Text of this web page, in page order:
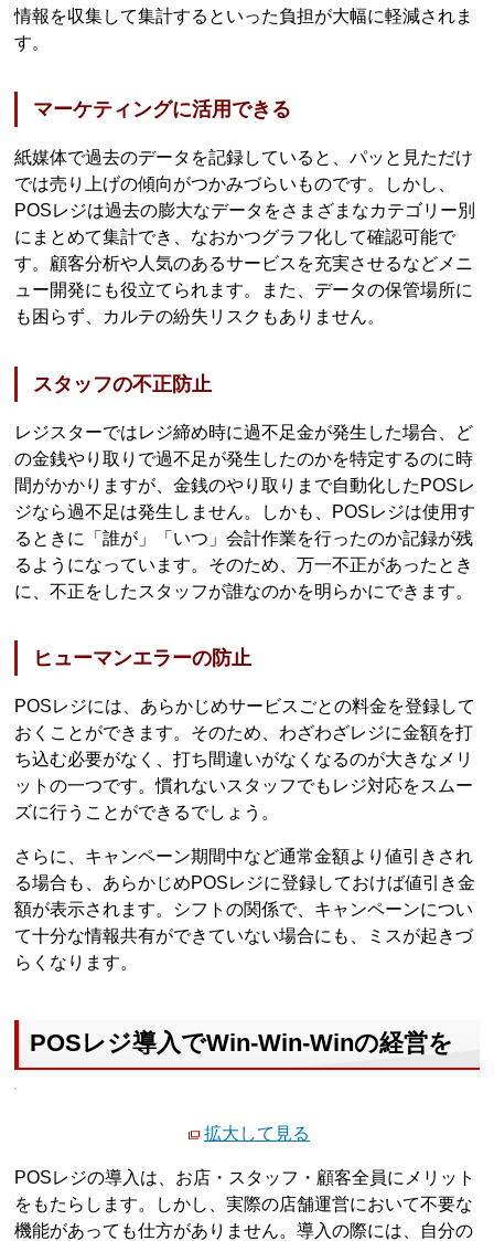
情報を収集して集計するといった負担が大幅に軽減されま
す。
マーケティングに活用できる
紙媒体で過去のデータを記録していると、パッと見ただけ
では売り上げの傾向がつかみづらいものです。しかし、
POSレジは過去の膨大なデータをさまざまなカテゴリー別
にまとめて集計でき、なおかつグラフ化して確認可能で
す。顧客分析や人気のあるサービスを充実させるなどメニ
ュー開発にも役立てられます。また、データの保管場所に
も困らず、カルテの紛失リスクもありません。
スタッフの不正防止
レジスターではレジ締め時に過不足金が発生した場合、ど
の金銭やり取りで過不足が発生したのかを特定するのに時
間がかかりますが、金銭のやり取りまで自動化したPOSレ
ジなら過不足は発生しません。しかも、POSレジは使用す
るときに「誰が」「いつ」会計作業を行ったのか記録が残
るようになっています。そのため、万一不正があったとき
に、不正をしたスタッフが誰なのかを明らかにできます。
ヒューマンエラーの防止
POSレジには、あらかじめサービスごとの料金を登録して
おくことができます。そのため、わざわざレジに金額を打
ち込む必要がなく、打ち間違いがなくなるのが大きなメリ
ットの一つです。慣れないスタッフでもレジ対応をスムー
ズに行うことができるでしょう。
さらに、キャンペーン期間中など通常金額より値引きされ
る場合も、あらかじめPOSレジに登録しておけば値引き金
額が表示されます。シフトの関係で、キャンペーンについ
て十分な情報共有ができていない場合にも、ミスが起きづ
らくなります。
POSレジ導入でWin-Win-Winの経営を
拡大して見る
POSレジの導入は、お店・スタッフ・顧客全員にメリット
をもたらします。しかし、実際の店舗運営において不要な
機能があっても仕方がありません。導入の際には、自分の